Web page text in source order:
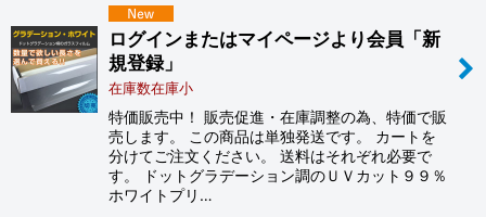
ログインまたはマイページより会員「新
規登録」
在庫数在庫小
特価販売中！ 販売促進・在庫調整の為、特価で販
売します。 この商品は単独発送です。 カートを
分けてご注文ください。 送料はそれぞれ必要で
す。 ドットグラデーション調のＵＶカット９９％
ホワイトプリ…